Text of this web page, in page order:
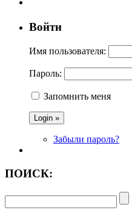
Войти
Имя пользователя:
Пароль:
Запомнить меня
Забыли пароль?
ПОИСК: